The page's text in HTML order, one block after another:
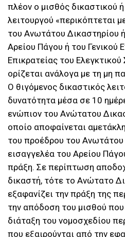
πλέον ο μισθός δικαστικού
λειτουργού «περικόπτεται
του Ανωτάτου Δικαστηρίου
Αρείου Πάγου ή του Γενικού
Επικρατείας του
ορίζεται ανάλογα με τη μη
Ο θιγόμενος δικαστικός
δυνατότητα μέσα σε 10
ενώπιον του Ανώτατου
οποίο αποφαίνεται
του προέδρου του Ανωτάτου
εισαγγελέα του Αρείου
πράξη. Σε περίπτωση
δικαστή, τότε το Ανώτατο
εξαφανίζει την πράξη της
την απόδοση του μισθού
διάταξη του νομοσχεδίου
που εξαιρούνται από την